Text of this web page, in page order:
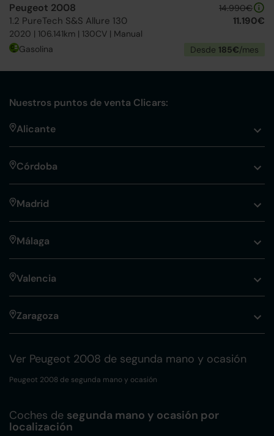
Peugeot 2008
1.2 PureTech S&S Allure 130
2020 | 106.141km | 130CV | Manual
14.990€
11.190€
Gasolina Desde 185€/mes
Nuestros puntos de venta Clicars:
Alicante
Córdoba
Madrid
Málaga
Valencia
Zaragoza
Ver Peugeot 2008 de segunda mano y ocasión
Peugeot 2008 de segunda mano y ocasión
Coches de segunda mano y ocasión por
localización